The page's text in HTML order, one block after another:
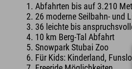
Abfahrten bis auf 3.210
26 moderne Seilbahn- und
36 leichte bis
10 km Berg-Tal Abfahrt
Snowpark Stubai Zoo
Für Kids: Kinderland,